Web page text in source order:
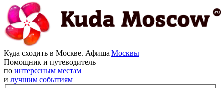
Куда сходить в Москве. Афиша Москвы
Помощник и путеводитель
по интересным местам
и лучшим событиям